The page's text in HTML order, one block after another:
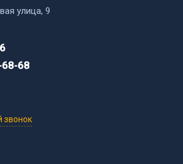
Показать ещё
улица, 9
68
звонок